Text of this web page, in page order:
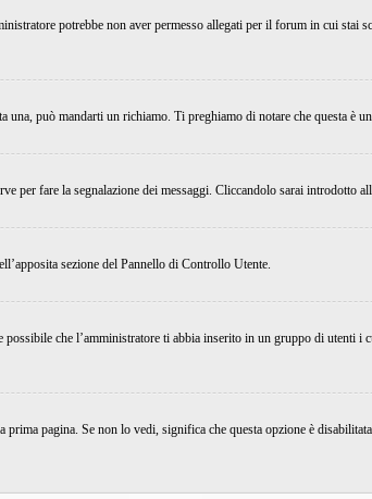
potrebbe non aver permesso allegati per il forum in cui
può mandarti un richiamo. Ti preghiamo di notare che questa è
per fare la segnalazione dei messaggi. Cliccandolo sarai introdotto
sezione del Pannello di Controllo Utente.
che l’amministratore ti abbia inserito in un gruppo di utenti
pagina. Se non lo vedi, significa che questa opzione è